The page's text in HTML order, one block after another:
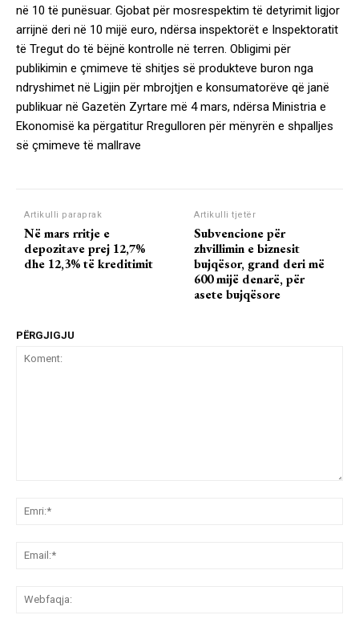
në 10 të punësuar. Gjobat për mosrespektim të detyrimit ligjor
arrijnë deri në 10 mijë euro, ndërsa inspektorët e Inspektoratit
të Tregut do të bëjnë kontrolle në terren. Obligimi për
publikimin e çmimeve të shitjes së produkteve buron nga
ndryshimet në Ligjin për mbrojtjen e konsumatorëve që janë
publikuar në Gazetën Zyrtare më 4 mars, ndërsa Ministria e
Ekonomisë ka përgatitur Rregulloren për mënyrën e shpalljes
së çmimeve të mallrave
Artikulli paraprak
Në mars rritje e
depozitave prej 12,7%
dhe 12,3% të kreditimit
Artikulli tjetër
Subvencione për
zhvillimin e biznesit
bujqësor, grand deri më
600 mijë denarë, për
asete bujqësore
PËRGJIGJU